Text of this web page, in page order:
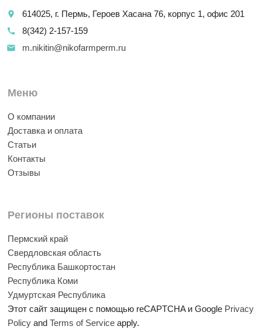
place 614025, г. Пермь, Героев Хасана 76, корпус 1, офис 201
call 8(342) 2-157-159
email m.nikitin@nikofarmperm.ru
Меню
О компании
Доставка и оплата
Статьи
Контакты
Отзывы
Регионы поставок
Пермский край
Свердловская область
Республика Башкортостан
Республика Коми
Удмуртская Республика
Этот сайт защищен с помощью reCAPTCHA и Google Privacy
Policy andTerms of Service apply.